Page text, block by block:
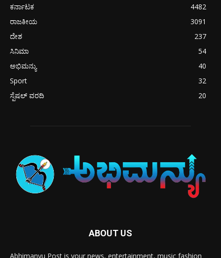
ಕರ್ನಾಟಕ
4482
ರಾಜಕೀಯ
3091
ದೇಶ
237
ಸಿನಿಮಾ
54
ಅಭಿಮನ್ಯು
40
Sport
32
ಸ್ಪೆಷಲ್ ವರದಿ
20
ABOUT US
Abhimanyu Post is your news, entertainment, music fashion